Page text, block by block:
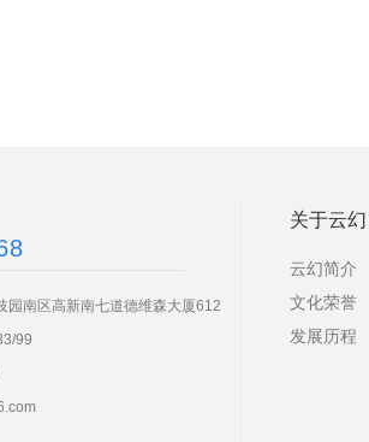
园南区高新南七道德维森大厦612
99
关于云幻
云幻简介
文化荣誉
发展历程